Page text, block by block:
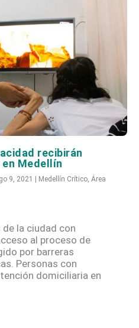
recibirán
Medellín
9, 2021 | Medellín Crítico Área
la ciudad con
al proceso de
por barreras
Personas con
domiciliaria en